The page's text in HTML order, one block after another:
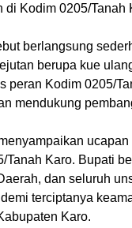
di Kodim 0205/Tanah
berlangsung
berupa kue
peran Kodim 0205/
mendukung
Tanah Karo. Bupati
dan seluruh
terciptanya
Karo.